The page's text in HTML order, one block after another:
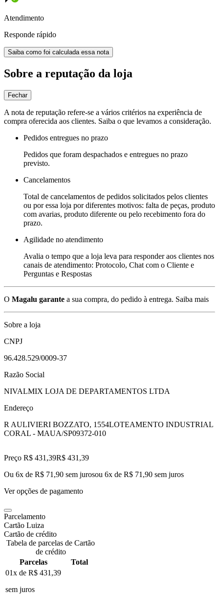
Atendimento
Responde rápido
Saiba como foi calculada essa nota
Sobre a reputação da loja
Fechar
A nota de reputação refere-se a vários critérios na experiência de
compra oferecida aos clientes. Saiba o que levamos a consideração.
Pedidos entregues no prazo
Pedidos que foram despachados e entregues no prazo
previsto.
Cancelamentos
Total de cancelamentos de pedidos solicitados pelos clientes
ou por essa loja por diferentes motivos: falta de peças, produto
com avarias, produto diferente ou pelo recebimento fora do
prazo.
Agilidade no atendimento
Avalia o tempo que a loja leva para responder aos clientes nos
canais de atendimento: Protocolo, Chat com o Cliente e
Perguntas e Respostas
O Magalu garante a sua compra, do pedido à entrega. Saiba mais
Sobre a loja
CNPJ
96.428.529/0009-37
Razão Social
NIVALMIX LOJA DE DEPARTAMENTOS LTDA
Endereço
R AULIVIERI BOZZATO, 1554LOTEAMENTO INDUSTRIAL
CORAL - MAUA/SP09372-010
Preço R$ 431,39R$ 431 ,39
Ou 6x de R$ 71,90 sem jurosou 6x de R$ 71,90 sem juros
Ver opções de pagamento
Parcelamento
Cartão Luiza
Cartão de crédito
Tabela de parcelas de Cartão
de crédito
Parcelas
Total
01x de R$ 431,39
sem juros